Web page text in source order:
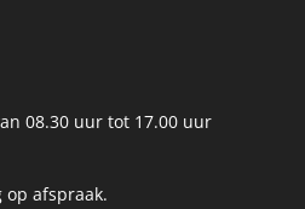
08.30 uur tot 17.00 uur
op afspraak.